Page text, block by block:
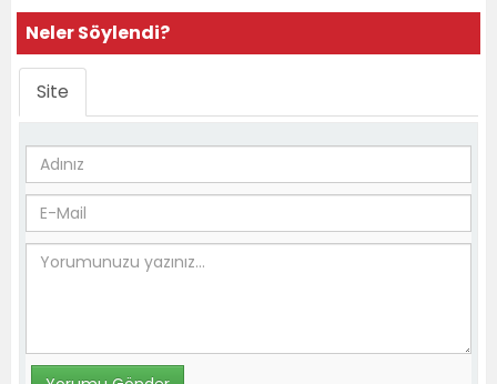
Neler Söylendi?
Site